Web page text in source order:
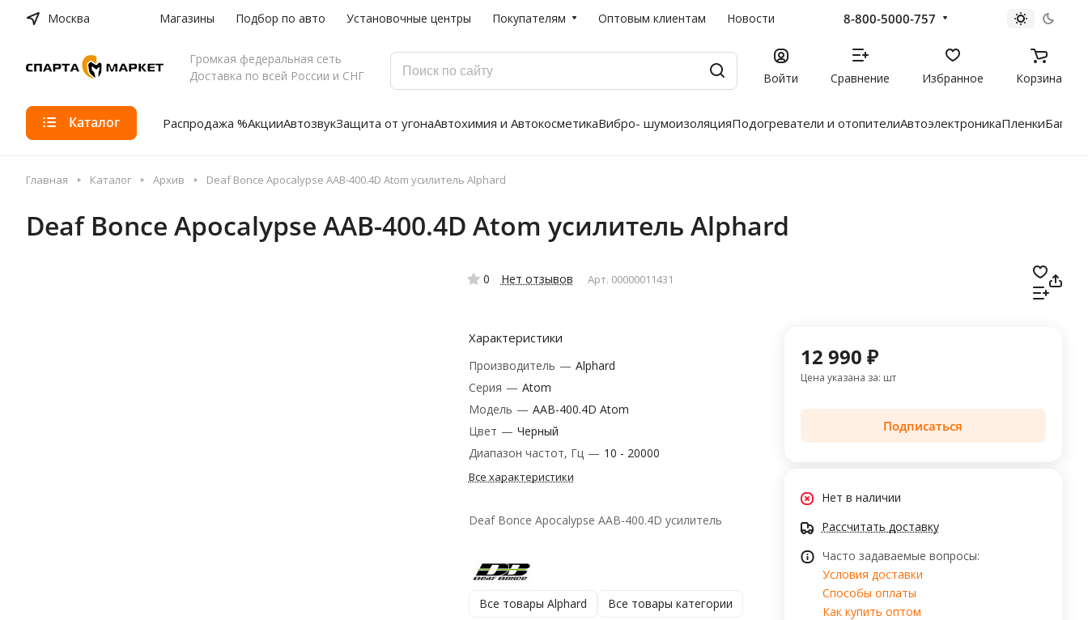
Москва Магазины Подбор по авто Установочные центры Покупателям Оптовым клиентам Новости 8-800-5000-757
Громкая федеральная сеть
Доставка по всей России и СНГ
Войти Сравнение Избранное Корзина
Каталог Распродажа %АкцииАвтозвукЗащита от угонаАвтохимия и АвтокосметикаВибро- шумоизоляцияПодогреватели и отопителиАвтоэлектроникаПленки
Главная Каталог Архив Deaf Bonce Apocalypse AAB-400.4D Atom усилитель Alphard
Deaf Bonce Apocalypse AAB-400.4D Atom усилитель Alphard
0 Нет отзывов Арт. 00000011431
Характеристики
Производитель — Alphard
Серия — Atom
Модель — AAB-400.4D Atom
Цвет — Черный
Диапазон частот, Гц — 10 - 20000
Все характеристики
Deaf Bonce Apocalypse AAB-400.4D усилитель
Все товары Alphard Все товары категории
12 990 ₽
Цена указана за: шт
Подписаться
Нет в наличии
Рассчитать доставку
Часто задаваемые вопросы:
Условия доставки
Способы оплаты
Как купить оптом